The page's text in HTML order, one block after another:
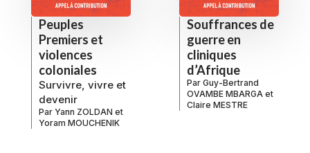
Peuples
Premiers et
violences
coloniales
Survivre, vivre et
devenir
Par Yann ZOLDAN et
Yoram MOUCHENIK
Souffrances de
guerre en
cliniques
d’Afrique
Par Guy-Bertrand
OVAMBE MBARGA et
Claire MESTRE